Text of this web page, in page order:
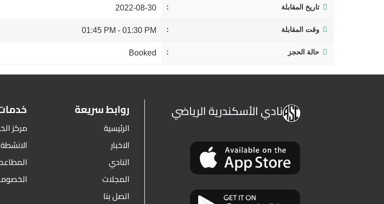
تاريخ المقابلة 2022-08-30
وقت المقابلة 01:30 PM
-
01:45 PM
حالة الحجز Booked
نادي الأسكندرية الرياضي روابط سريعة
الرئيسية
الاخبار
النادي
المجلات
اتصل بنا
مركز
الانشطة